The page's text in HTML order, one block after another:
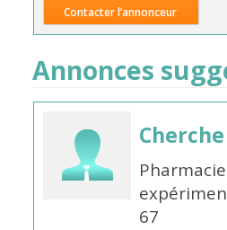
Contacter l’annonceur
Annonces
67